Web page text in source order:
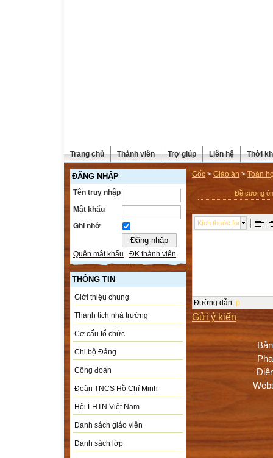
Trang chủ Thành viên Trợ giúp Liên hệ Thời
ĐĂNG NHẬP
Tên truy nhập
Mật khẩu
Ghi nhớ
Quên mật khẩu ĐK thành viên
THÔNG TIN
Giới thiệu chung
Thành tích nhà trường
Cơ cấu tổ chức
Chi bộ Đảng
Công đoàn
Đoàn TNCS Hồ Chí Minh
Hội LHTN Việt Nam
Danh sách giáo viên
Danh sách lớp
Gốc > Giáo án > Toán
Đề cương
Kích thước font
Đường dẫn: p
Gửi ý kiến